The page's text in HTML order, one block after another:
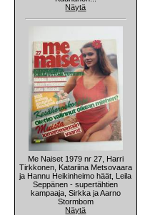
Näytä
Me Naiset 1979 nr 27, Harri
Tirkkonen, Katariina Metsovaara
ja Hannu Heikinheimo häät, Leila
Seppänen - supertähtien
kampaaja, Sirkka ja Aarno
Stormbom
Näytä